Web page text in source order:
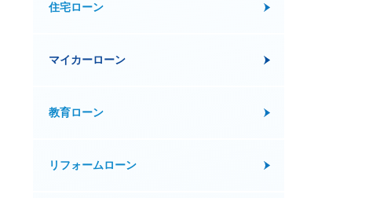
住宅ローン
マイカーローン
教育ローン
リフォームローン